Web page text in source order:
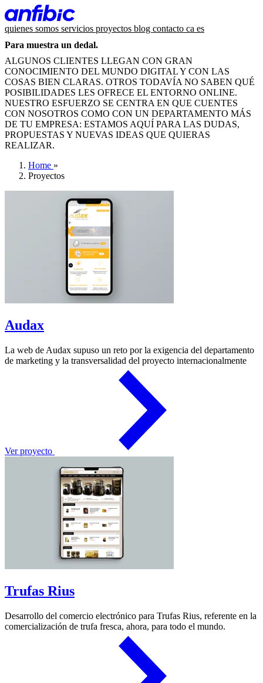
quienes somos servicios proyectos blog contacto ca es
Para muestra un dedal.
ALGUNOS CLIENTES LLEGAN CON GRAN
CONOCIMIENTO DEL MUNDO DIGITAL Y CON LAS
COSAS BIEN CLARAS. OTROS TODAVÍA NO SABEN QUÉ
POSIBILIDADES LES OFRECE EL ENTORNO ONLINE.
NUESTRO ESFUERZO SE CENTRA EN QUE CUENTES
CON NOSOTROS COMO CON UN DEPARTAMENTO MÁS
DE TU EMPRESA: ESTAMOS AQUÍ PARA LAS DUDAS,
PROPUESTAS Y NUEVAS IDEAS QUE QUIERAS
REALIZAR.
Home »
Proyectos
Audax
La web de Audax supuso un reto por la exigencia del departamento
de marketing y la transversalidad del proyecto internacionalmente
Ver proyecto
Trufas Rius
Desarrollo del comercio electrónico para Trufas Rius, referente en la
comercialización de trufa fresca, ahora, para todo el mundo.